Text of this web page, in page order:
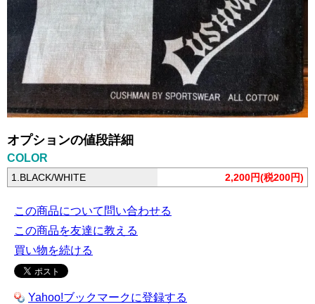
オプションの値段詳細
COLOR
1.BLACK/WHITE 2,200円(税200円)
この商品について問い合わせる
この商品を友達に教える
買い物を続ける
Yahoo!ブックマークに登録する